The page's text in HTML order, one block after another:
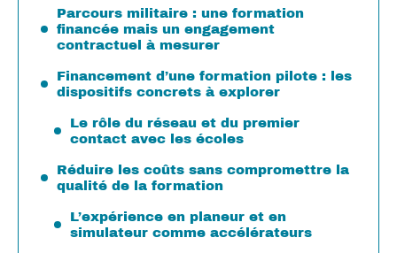
Parcours militaire : une formation
financée mais un engagement
contractuel à mesurer
Financement d’une formation pilote : les
dispositifs concrets à explorer
Le rôle du réseau et du premier
contact avec les écoles
Réduire les coûts sans compromettre la
qualité de la formation
L’expérience en planeur et en
simulateur comme accélérateurs